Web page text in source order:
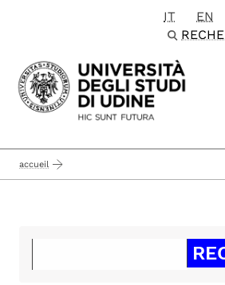
Passa al contenuto
IT EN
accueil